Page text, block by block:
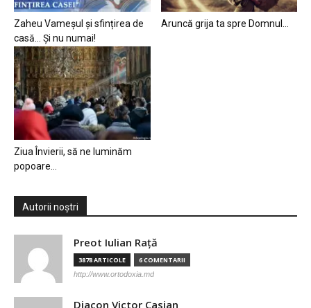
Zaheu Vameșul și sfințirea de
casă… Și nu numai!
Aruncă grija ta spre Domnul…
Ziua Învierii, să ne luminăm
popoare…
Autorii noștri
Preot Iulian Raţă
3878 ARTICOLE 6 COMENTARII
http://www.ortodoxia.md
Diacon Victor Casian